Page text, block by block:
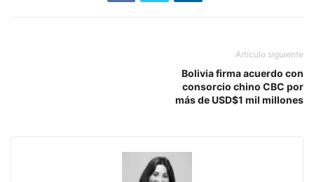
Artículo siguiente
Bolivia firma acuerdo con
consorcio chino CBC por
más de USD$1 mil millones